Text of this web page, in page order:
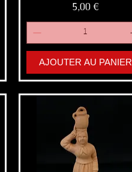
Prix
5,00 €
AJOUTER AU PANIER